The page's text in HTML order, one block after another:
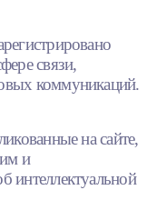
связи,
коммуникаций.
на сайте,
и
интеллектуальной